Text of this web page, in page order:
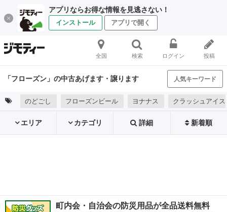
アプリならお得な情報を見逃さない！
インストール アプリで開く
全国 検索 ログイン 投稿
「フローズン」の中古あげます・譲ります 人気キーワード
のどごし フローズンビール ヨナナス クラッシュアイス
エリア カテゴリ 詳細 新着順
町内会・自治会の防災用品が全品送料無料